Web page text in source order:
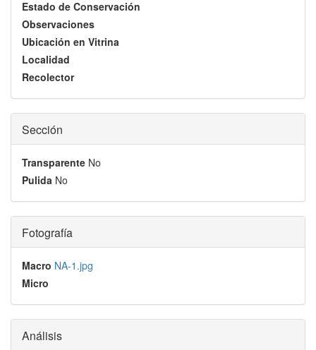
Estado de Conservación
Observaciones
Ubicación en Vitrina
Localidad
Recolector
Sección
Transparente No
Pulida No
Fotografía
Macro NA-1.jpg
Micro
Análisis